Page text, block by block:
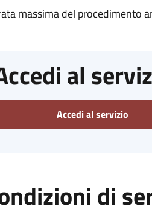
massima del procedimento
al
Accedi al servizio
di